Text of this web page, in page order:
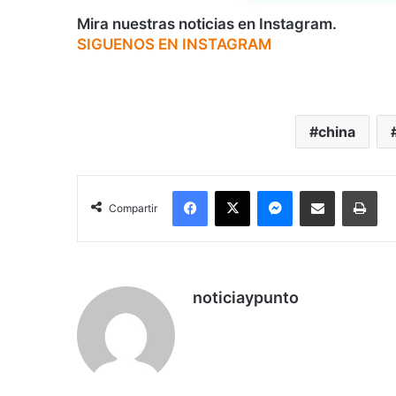
Mira nuestras noticias en Instagram.
SIGUENOS EN INSTAGRAM
china
Compartir
Facebook
X MessengerCompartir por correo electrónico
noticiaypunto